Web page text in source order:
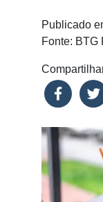
Publicado
Fonte: BTG